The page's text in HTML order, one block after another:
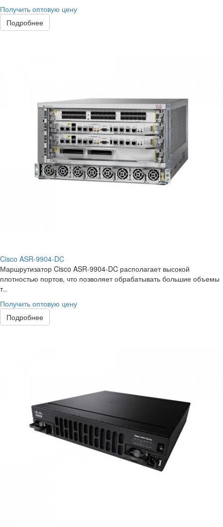
Получить оптовую цену
Подробнее
Cisco ASR-9904-DC
Маршрутизатор Cisco ASR-9904-DC располагает высокой
плотностью портов, что позволяет обрабатывать большие объемы
т..
Получить оптовую цену
Подробнее